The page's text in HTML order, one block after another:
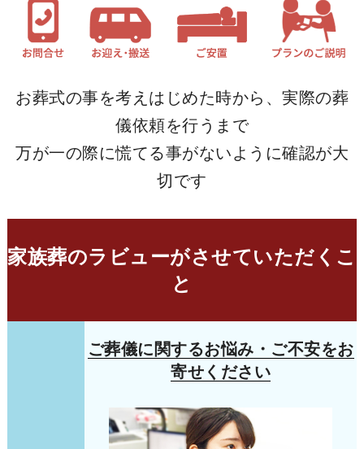
お葬式の事を考えはじめた時から、実際の葬
儀依頼を行うまで
万が一の際に慌てる事がないように確認が大
切です
家族葬のラビューがさせていただくこ
と
ご葬儀に関するお悩み・ご不安をお
寄せください